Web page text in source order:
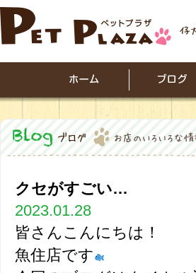
クセがすごい…
2023.01.28
皆さんこんにちは！
魚住店です